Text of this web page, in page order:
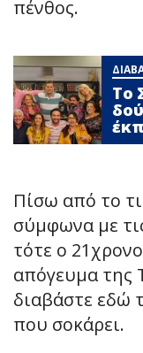
πένθος.
Το
Πίσω από το
σύμφωνα με
τότε ο
απόγευμα της
διαβάστε εδώ
που σοκάρει.